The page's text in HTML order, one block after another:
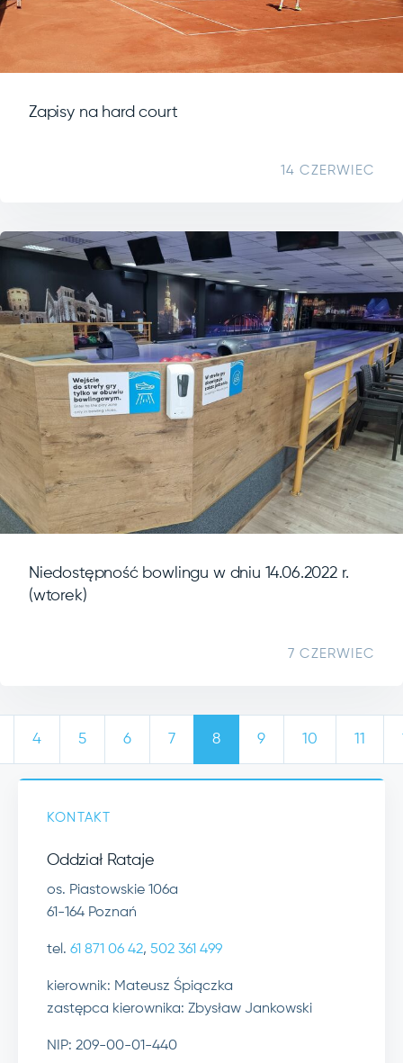
Zapisy na hard court
14 CZERWIEC
Niedostępność bowlingu w dniu 14.06.2022 r.
(wtorek)
7 CZERWIEC
4 5 6 7 8 9 10 11
KONTAKT
Oddział Rataje
os. Piastowskie 106a
61-164 Poznań
tel. 61 871 06 42, 502 361 499
kierownik: Mateusz Śpiączka
zastępca kierownika: Zbysław Jankowski
NIP: 209-00-01-440